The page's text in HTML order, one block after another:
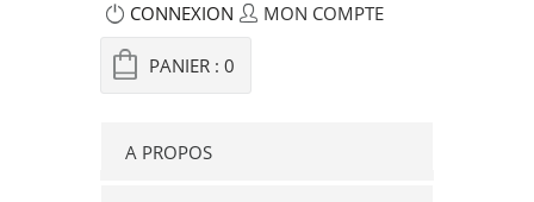
CONNEXION MON COMPTE
PANIER : 0
A PROPOS